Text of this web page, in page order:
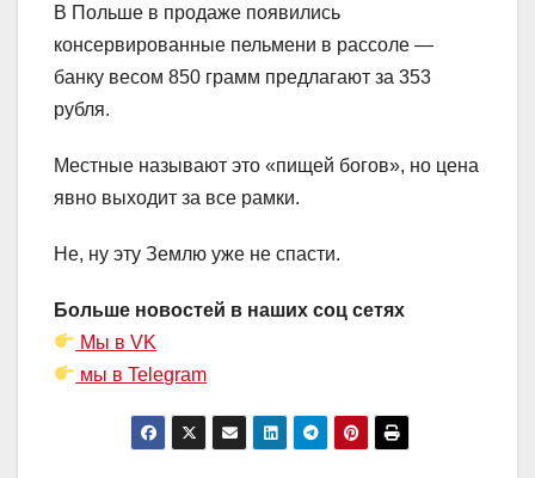
В Польше в продаже появились
консервированные пельмени в рассоле —
банку весом 850 грамм предлагают за 353
рубля.
Местные называют это «пищей богов», но цена
явно выходит за все рамки.
Не, ну эту Землю уже не спасти.
Больше новостей в наших соц сетях
Мы в VK
мы в Telegram